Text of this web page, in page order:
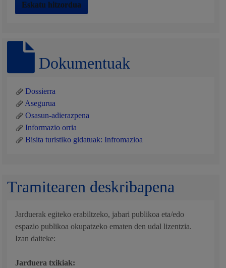
Eskatu hitzordua
Dokumentuak
Dossierra
Asegurua
Osasun-adierazpena
Informazio orria
Bisita turistiko gidatuak: Infromazioa
Tramitearen deskribapena
Jarduerak egiteko erabiltzeko, jabari publikoa eta/edo
espazio publikoa okupatzeko ematen den udal lizentzia.
Izan daiteke:
Jarduera txikiak: